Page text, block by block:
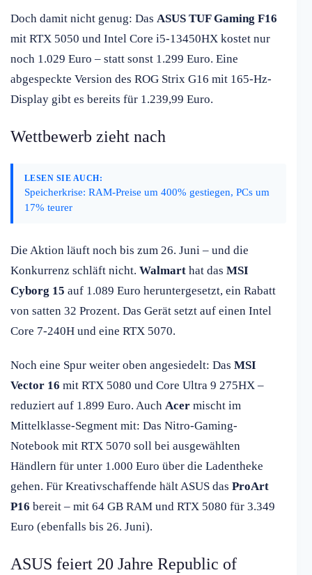
Doch damit nicht genug: Das ASUS TUF Gaming F16
mit RTX 5050 und Intel Core i5-13450HX kostet nur
noch 1.029 Euro – statt sonst 1.299 Euro. Eine
abgespeckte Version des ROG Strix G16 mit 165-Hz-
Display gibt es bereits für 1.239,99 Euro.
Wettbewerb zieht nach
LESEN SIE AUCH:
Speicherkrise: RAM-Preise um 400% gestiegen, PCs um
17% teurer
Die Aktion läuft noch bis zum 26. Juni – und die
Konkurrenz schläft nicht. Walmart hat das MSI
Cyborg 15 auf 1.089 Euro heruntergesetzt, ein Rabatt
von satten 32 Prozent. Das Gerät setzt auf einen Intel
Core 7-240H und eine RTX 5070.
Noch eine Spur weiter oben angesiedelt: Das MSI
Vector 16 mit RTX 5080 und Core Ultra 9 275HX –
reduziert auf 1.899 Euro. Auch Acer mischt im
Mittelklasse-Segment mit: Das Nitro-Gaming-
Notebook mit RTX 5070 soll bei ausgewählten
Händlern für unter 1.000 Euro über die Ladentheke
gehen. Für Kreativschaffende hält ASUS das ProArt
P16 bereit – mit 64 GB RAM und RTX 5080 für 3.349
Euro (ebenfalls bis 26. Juni).
ASUS feiert 20 Jahre Republic of